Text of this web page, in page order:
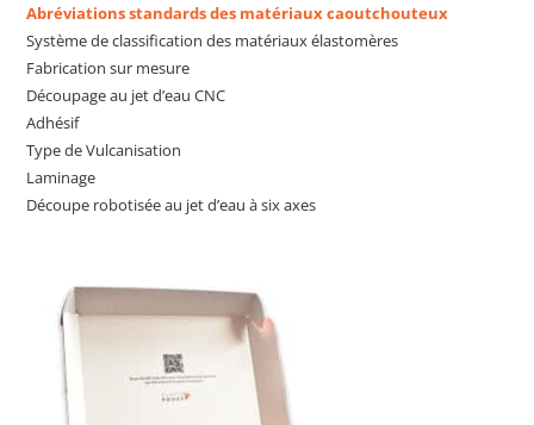
Abréviations standards des matériaux caoutchouteux
Système de classification des matériaux élastomères
Fabrication sur mesure
Découpage au jet d’eau CNC
Adhésif
Type de Vulcanisation
Laminage
Découpe robotisée au jet d’eau à six axes